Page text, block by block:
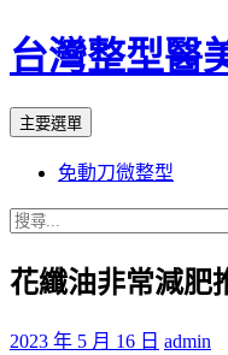
台灣整型醫
搜
主要選單
主
要
內
容
免動刀微整型
搜
關
字:
花纖油非常減肥
2023 年 5 月 16 日 admin